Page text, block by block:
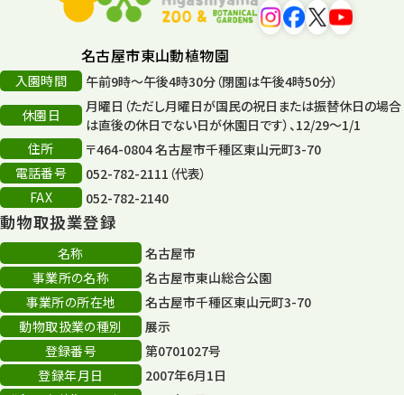
平和公園
森のとこやさん
再生
再生フォーラム
80周年
その他
その他イベント
スカイタワー
名古屋市東山動植物園
入園時間
午前9時～午後4時30分（閉園は午後4時50分）
休園日
月曜日（ただし月曜日が国民の祝日または振替休日の場合
は直後の休日でない日が休園日です）、12/29～1/1
住所
〒464-0804 名古屋市千種区東山元町3-70
電話番号
052-782-2111（代表）
FAX
052-782-2140
動物取扱業登録
名称
名古屋市
事業所の名称
名古屋市東山総合公園
事業所の所在地
名古屋市千種区東山元町3-70
動物取扱業の種別
展示
登録番号
第0701027号
登録年月日
2007年6月1日